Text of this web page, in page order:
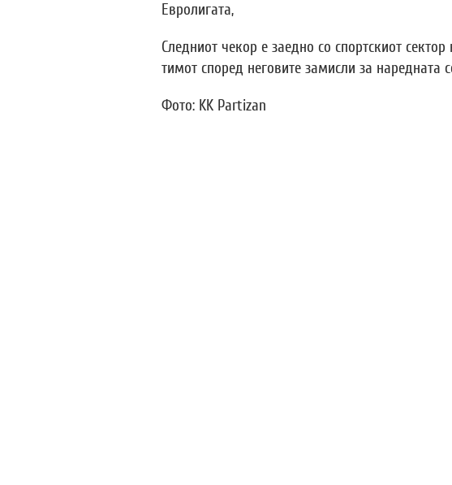
Евролигата,
Следниот чекор е заедно со спортскиот
тимот според неговите замисли за наредната
Фото: KK Partizan